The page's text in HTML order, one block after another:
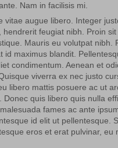
Nam in facilisis mi.
vitae augue libero. Integer
hendrerit feugiat nibh. Proin
Mauris eu volutpat nibh.
id maximus blandit.
condimentum. Aenean et
viverra ex nec justo
libero mattis posuere ac ut
Donec quis libero quis nulla
fames ac ante
id elit ut pellentesque.
eros et erat pulvinar, eu